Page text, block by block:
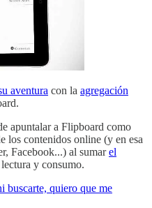
aventura con la agregación
apuntalar a Flipboard como
los contenidos online (y en esa
Facebook...) al sumarel
y consumo.
buscarte, quiero que me